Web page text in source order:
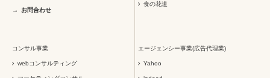
お問合わせ
食の花道
コンサル事業
webコンサルティング
エージェンシー事業(広告代理業)
Yahoo